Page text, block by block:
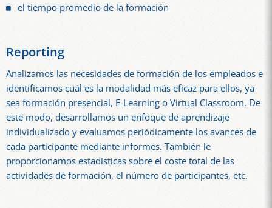
el tiempo promedio de la formación
Reporting
Analizamos las necesidades de formación de los empleados e
identificamos cuál es la modalidad más eficaz para ellos, ya
sea formación presencial, E-Learning o Virtual Classroom. De
este modo, desarrollamos un enfoque de aprendizaje
individualizado y evaluamos periódicamente los avances de
cada participante mediante informes. También le
proporcionamos estadísticas sobre el coste total de las
actividades de formación, el número de participantes, etc.